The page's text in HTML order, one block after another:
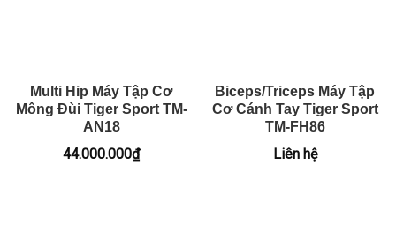
Multi Hip Máy Tập Cơ
Mông Đùi Tiger Sport TM-
AN18
44.000.000₫
Biceps/Triceps Máy Tập
Cơ Cánh Tay Tiger Sport
TM-FH86
Liên hệ